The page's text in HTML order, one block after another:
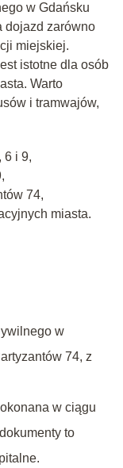
w Gdańsku
dojazd zarówno
miejskiej.
istotne dla osób
Warto
i tramwajów,
6 i 9,
74,
miasta.
w
74, z
w ciągu
to